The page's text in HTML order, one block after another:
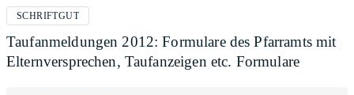
SCHRIFTGUT
Taufanmeldungen 2012: Formulare des Pfarramts mit
Elternversprechen, Taufanzeigen etc. Formulare